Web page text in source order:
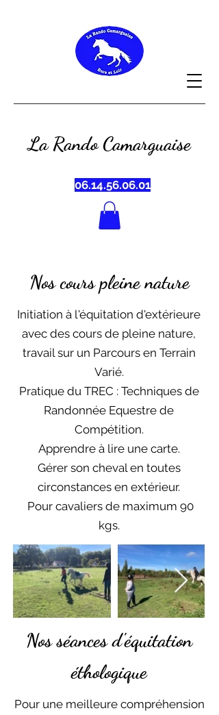
La Rando Camarguaise
06.14.56.06.01
Nos cours pleine nature
Initiation à l'équitation d'extérieure
avec des cours de pleine nature,
travail sur un Parcours en Terrain
Varié.
Pratique du TREC : Techniques de
Randonnée Equestre de
Compétition.
Apprendre à lire une carte.
Gérer son cheval en toutes
circonstances en extérieur.
Pour cavaliers de maximum 90
kgs.
Nos séances d'équitation
éthologique
Pour une meilleure compréhension